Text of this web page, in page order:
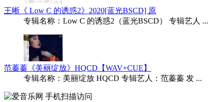
王晰《 Low C 的诱惑2》2020[蓝光BSCD] 原
专辑名称：Low C 的诱惑2（蓝光BSCD） 专辑艺人 ...
范蓁蓁《美丽绽放》HQCD【WAV+CUE】
专辑名称：美丽绽放 HQCD 专辑艺人：范蓁蓁 发 ...
手机扫描访问